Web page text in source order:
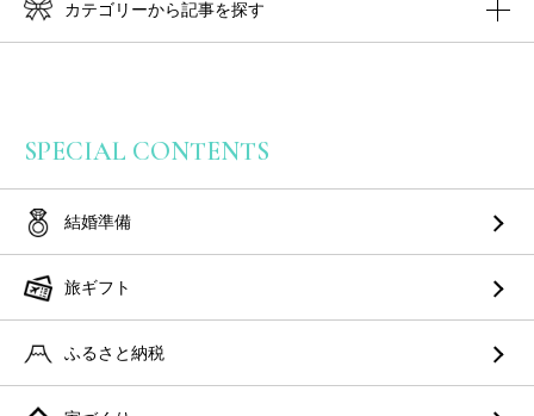
カテゴリーから記事を探す
SPECIAL CONTENTS
結婚準備
旅ギフト
ふるさと納税